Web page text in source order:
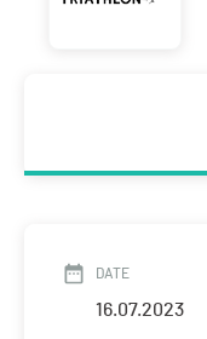
DATE
16.07.2023